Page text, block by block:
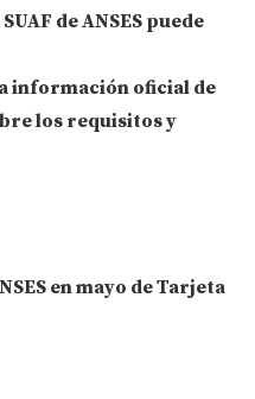
de ANSES puede
información oficial de
los requisitos y
en mayo de Tarjeta